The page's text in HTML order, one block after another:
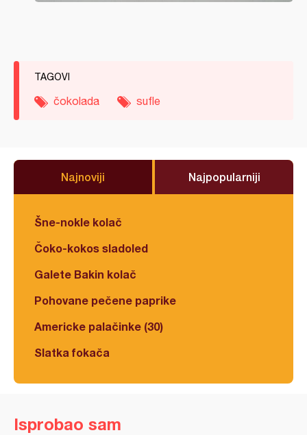
TAGOVI
čokolada sufle
Najnoviji Najpopularniji
Šne-nokle kolač
Čoko-kokos sladoled
Galete Bakin kolač
Pohovane pečene paprike
Americke palačinke (30)
Slatka fokača
Isprobao sam